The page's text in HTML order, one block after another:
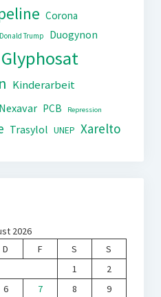
Corona
Donald Trump
Duogynon
Glyphosat
Kinderarbeit
Nexavar PCB Repression
Trasylol UNEP Xarelto
2026
D F S
S
1
2
6 7 8
9